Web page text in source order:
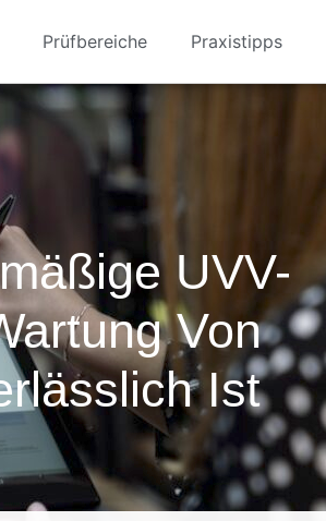
Prüfbereiche Praxistipps
UVV-
Von
Ist